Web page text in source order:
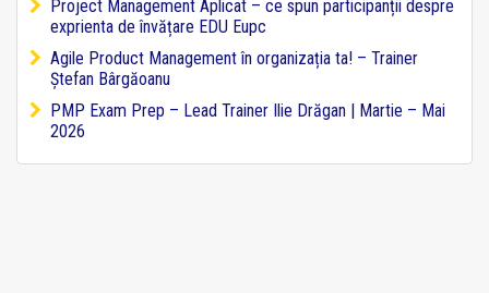
Project Management Aplicat – ce spun participanții despre
exprienta de învățare EDU Eupc
Agile Product Management în organizația ta! – Trainer
Ștefan Bârgăoanu
PMP Exam Prep – Lead Trainer Ilie Drăgan | Martie – Mai
2026